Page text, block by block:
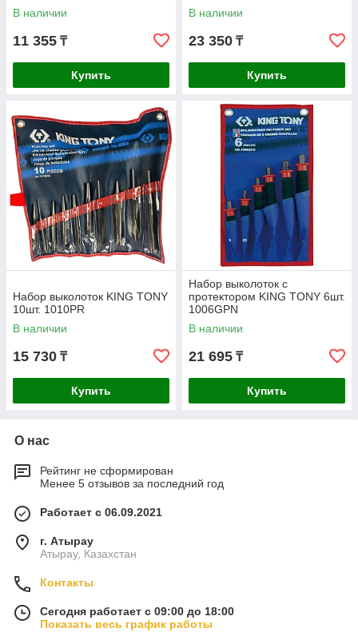
В наличии
11 355 ₸
Купить
В наличии
23 350 ₸
Купить
Набор выколоток KING TONY
10шт. 1010PR
В наличии
15 730 ₸
Купить
Набор выколоток с
протектором KING TONY 6шт.
1006GPN
В наличии
21 695 ₸
Купить
О нас
Рейтинг не сформирован
Менее 5 отзывов за последний год
Работает с 06.09.2021
г. Атырау
Атырау, Казахстан
Контакты
Сегодня работает с 09:00 до 18:00
Показать весь график работы